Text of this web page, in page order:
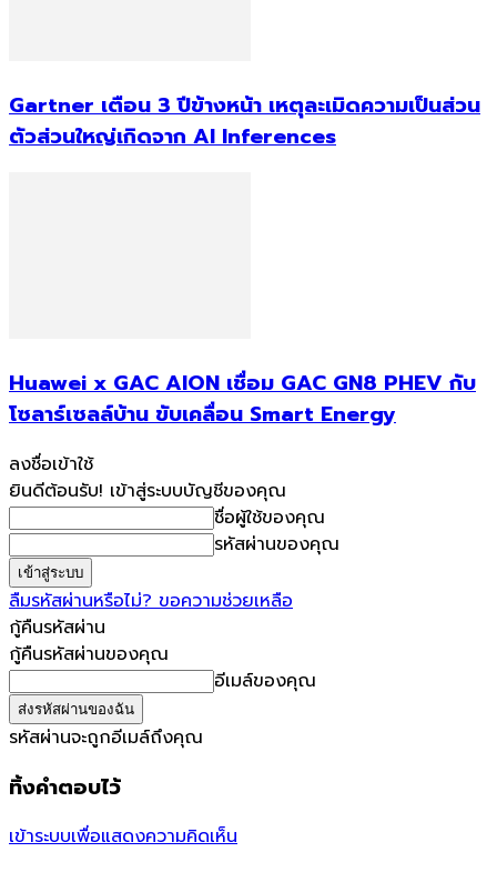
Gartner เตือน 3 ปีข้างหน้า เหตุละเมิดความเป็นส่วน
ตัวส่วนใหญ่เกิดจาก AI Inferences
Huawei x GAC AION เชื่อม GAC GN8 PHEV กับ
โซลาร์เซลล์บ้าน ขับเคลื่อน Smart Energy
ลงชื่อเข้าใช้
ยินดีต้อนรับ! เข้าสู่ระบบบัญชีของคุณ
ชื่อผู้ใช้ของคุณ
รหัสผ่านของคุณ
ลืมรหัสผ่านหรือไม่? ขอความช่วยเหลือ
กู้คืนรหัสผ่าน
กู้คืนรหัสผ่านของคุณ
อีเมล์ของคุณ
รหัสผ่านจะถูกอีเมล์ถึงคุณ
ทิ้งคำตอบไว้
เข้าระบบเพื่อแสดงความคิดเห็น